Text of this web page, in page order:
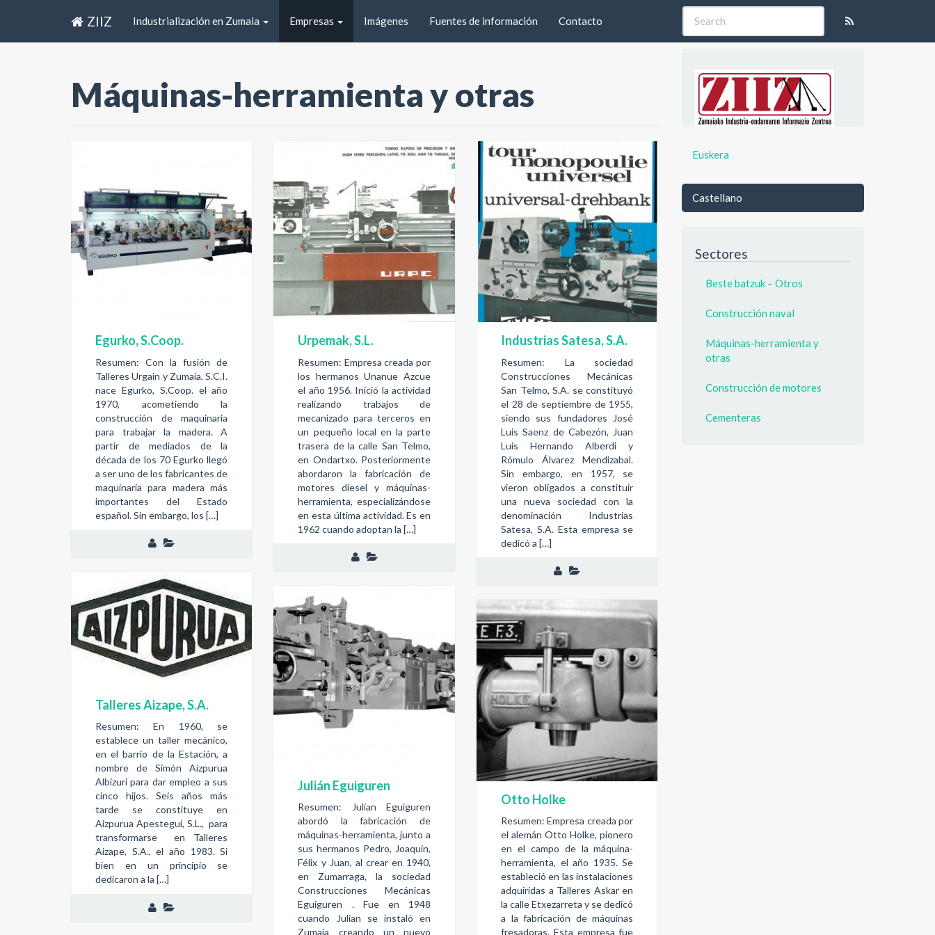
ZIIZ Industrialización en Zumaia Empresas Imágenes Fuentes de información Contacto
Máquinas-herramienta y otras
Egurko, S.Coop.
Resumen: Con la fusión de
Talleres Urgain y Zumaia, S.C.I.
nace Egurko, S.Coop. el año
1970, acometiendo la
construcción de maquinaria
para trabajar la madera. A
partir de mediados de la
década de los 70 Egurko llegó
a ser uno de los fabricantes de
maquinaria para madera más
importantes del Estado
español. Sin embargo, los […]
Urpemak, S.L.
Resumen: Empresa creada por
los hermanos Unanue Azcue
el año 1956. Inició la actividad
realizando trabajos de
mecanizado para terceros en
un pequeño local en la parte
trasera de la calle San Telmo,
en Ondartxo. Posteriormente
abordaron la fabricación de
motores diesel y máquinas-
herramienta, especializándose
en esta última actividad. Es en
1962 cuando adoptan la […]
Industrias Satesa, S.A.
Resumen: La sociedad
Construcciones Mecánicas
San Telmo, S.A. se constituyó
el 28 de septiembre de 1955,
siendo sus fundadores José
Luis Saenz de Cabezón, Juan
Luis Hernando Alberdi y
Rómulo Álvarez Mendizabal.
Sin embargo, en 1957, se
vieron obligados a constituir
una nueva sociedad con la
denominación Industrias
Satesa, S.A. Esta empresa se
dedicó a […]
Talleres Aizape, S.A.
Resumen: En 1960, se
establece un taller mecánico,
en el barrio de la Estación, a
nombre de Simón Aizpurua
Albizuri para dar empleo a sus
cinco hijos. Seis años más
tarde se constituye en
Aizpurua Apestegui, S.L., para
transformarse en Talleres
Aizape, S.A., el año 1983. Si
bien en un principio se
dedicaron a la […]
Julián Eguiguren
Resumen: Julian Eguiguren
abordó la fabricación de
máquinas-herramienta, junto a
sus hermanos Pedro, Joaquín,
Félix y Juan, al crear en 1940,
en Zumarraga, la sociedad
Construcciones Mecánicas
Eguiguren . Fue en 1948
cuando Julian se instaló en
Zumaia creando un nuevo
Otto Holke
Resumen: Empresa creada por
el alemán Otto Holke, pionero
en el campo de la máquina-
herramienta, el año 1935. Se
estableció en las instalaciones
adquiridas a Talleres Askar en
la calle Etxezarreta y se dedicó
a la fabricación de máquinas
fresadoras. Esta empresa fue
Euskera
Castellano
Sectores
Beste batzuk – Otros
Construcción naval
Máquinas-herramienta y
otras
Construcción de motores
Cementeras